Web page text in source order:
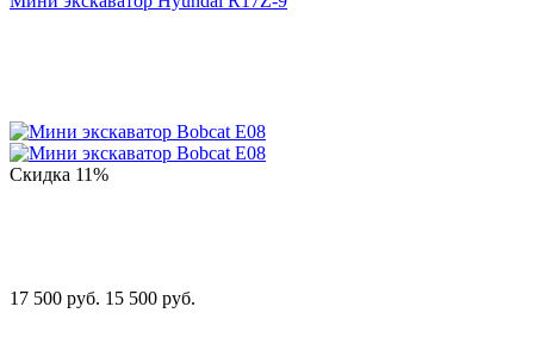
Скидка 11%
17 500 руб. 15 500 руб.